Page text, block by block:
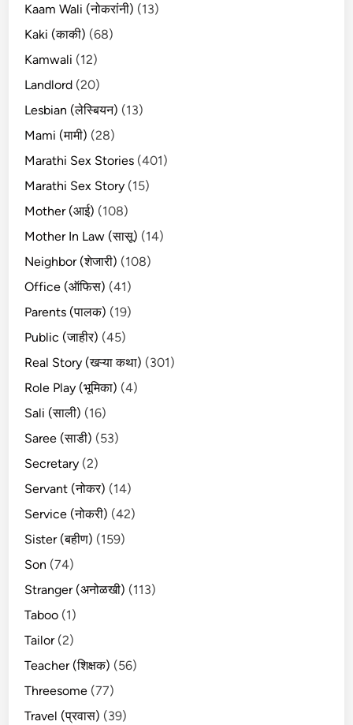
Kaam Wali (नोकरांनी) (13)
Kaki (काकी) (68)
Kamwali (12)
Landlord (20)
Lesbian (लेस्बियन) (13)
Mami (मामी) (28)
Marathi Sex Stories (401)
Marathi Sex Story (15)
Mother (आई) (108)
Mother In Law (सासू) (14)
Neighbor (शेजारी) (108)
Office (ऑफिस) (41)
Parents (पालक) (19)
Public (जाहीर) (45)
Real Story (खऱ्या कथा) (301)
Role Play (भूमिका) (4)
Sali (साली) (16)
Saree (साडी) (53)
Secretary (2)
Servant (नोकर) (14)
Service (नोकरी) (42)
Sister (बहीण) (159)
Son (74)
Stranger (अनोळखी) (113)
Taboo (1)
Tailor(2)
Teacher (शिक्षक) (56)
Threesome (77)
Travel (प्रवास) (39)